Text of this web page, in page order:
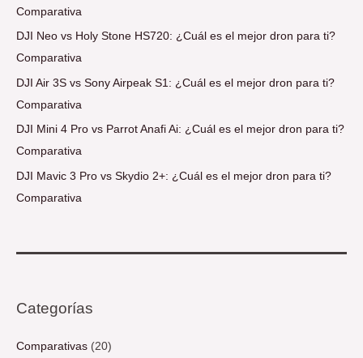
Comparativa
DJI Neo vs Holy Stone HS720: ¿Cuál es el mejor dron para ti?
Comparativa
DJI Air 3S vs Sony Airpeak S1: ¿Cuál es el mejor dron para ti?
Comparativa
DJI Mini 4 Pro vs Parrot Anafi Ai: ¿Cuál es el mejor dron para ti?
Comparativa
DJI Mavic 3 Pro vs Skydio 2+: ¿Cuál es el mejor dron para ti?
Comparativa
Categorías
Comparativas (20)